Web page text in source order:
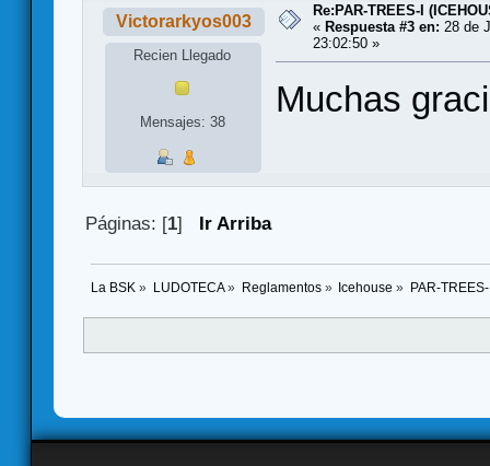
Victorarkyos003
Recien Llegado
Mensajes: 38
Re:PAR-TREES-I
« Respuesta #3 en: 28 de
23:02:50 »
Muchas
Páginas: [1] Ir Arriba
La BSK » LUDOTECA» Reglamentos» Icehouse » PAR-